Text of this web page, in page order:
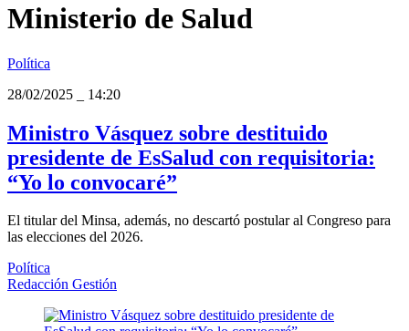
Ministerio de Salud
Política
28/02/2025
14:20
Ministro Vásquez sobre destituido
presidente de EsSalud con requisitoria:
“Yo lo convocaré”
El titular del Minsa, además, no descartó postular al Congreso para
las elecciones del 2026.
Política
Redacción Gestión